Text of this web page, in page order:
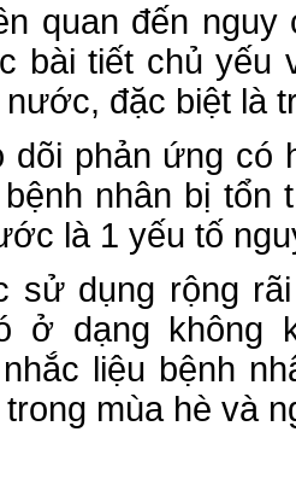
quan đến
bài tiết chủ
đặc biệt là
dõi phản ứng có
nhân bị tổn
là 1 yếu tố
sử dụng rộng
ở dạng không
liệu bệnh
mùa hè và